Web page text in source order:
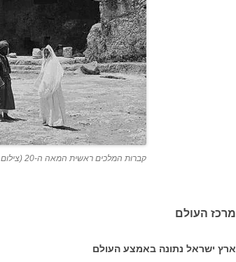
קברות המלכים ראשית המאה ה-20 (צילום אמריקן קולוני)
מרכז העולם
ארץ ישראל נתונה באמצע העולם